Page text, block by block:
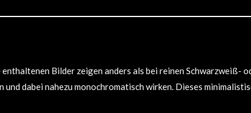
Bilder zeigen anders als bei reinen Schwarzweiß-
dabei nahezu monochromatisch wirken. Dieses